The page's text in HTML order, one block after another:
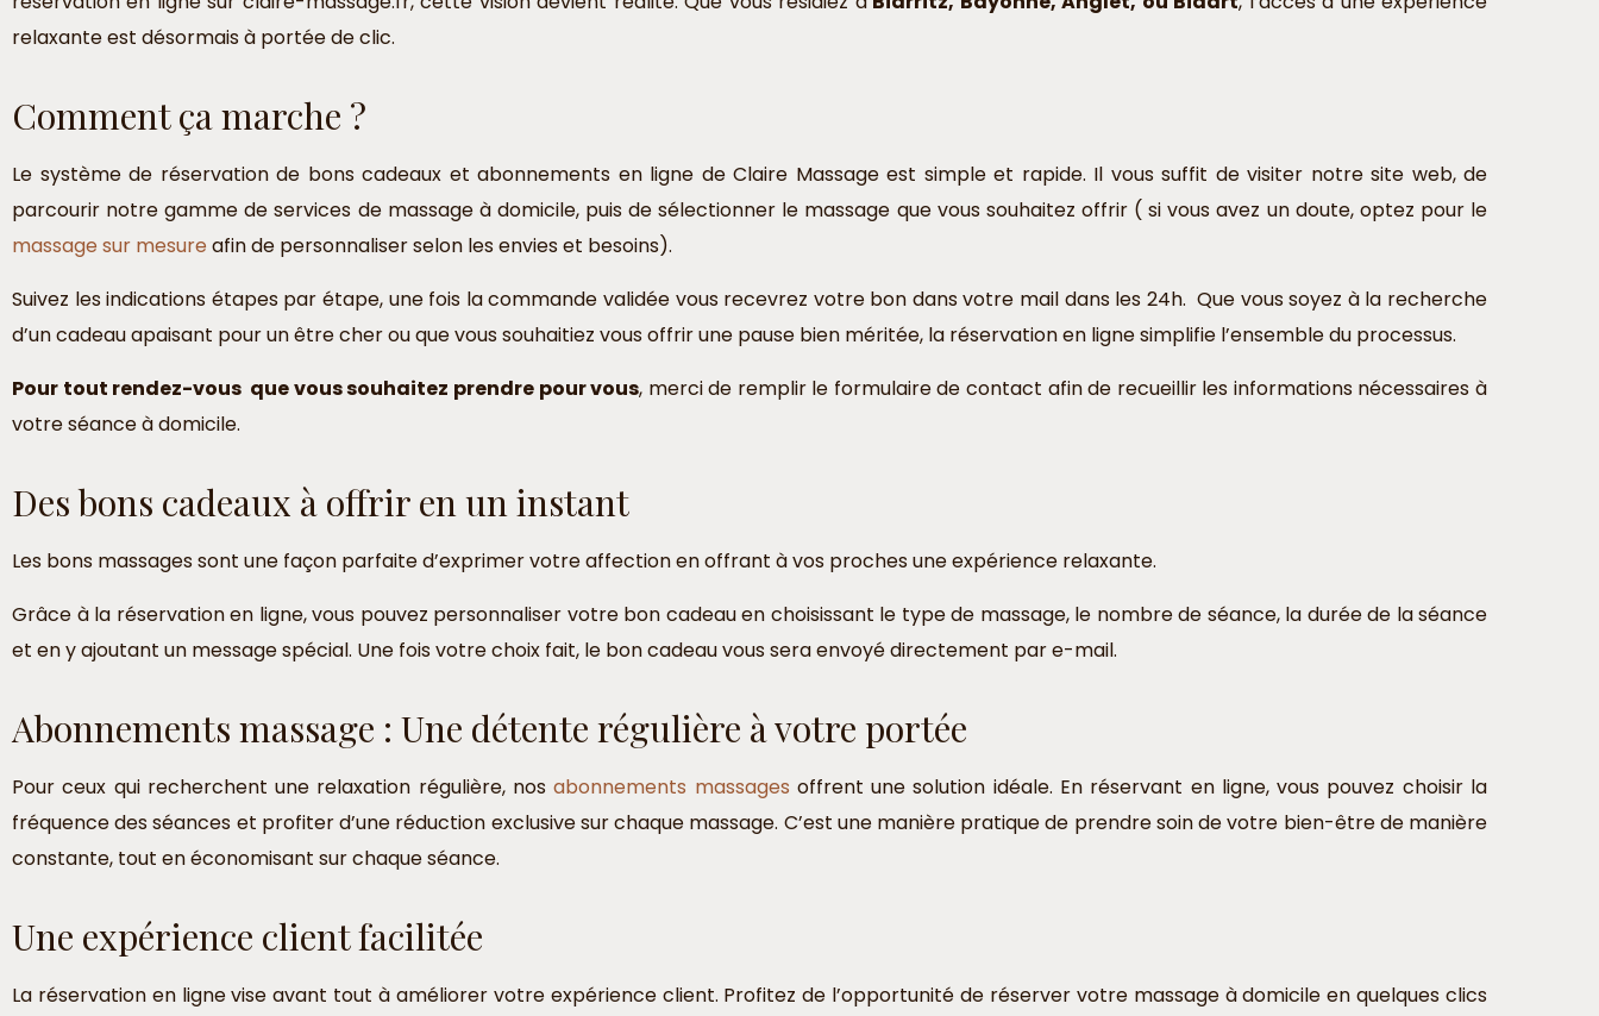
relaxante est désormais à portée de clic.
Comment ça marche ?
Le système de réservation de bons cadeaux et abonnements en ligne de Claire Massage est simple et rapide. Il vous suffit de visiter notre site web, de
parcourir notre gamme de services de massage à domicile, puis de sélectionner le massage que vous souhaitez offrir ( si vous avez un doute, optez pour le
massage sur mesure afin de personnaliser selon les envies et besoins).
Suivez les indications étapes par étape, une fois la commande validée vous recevrez votre bon dans votre mail dans les 24h. Que vous soyez à la recherche
d’un cadeau apaisant pour un être cher ou que vous souhaitiez vous offrir une pause bien méritée, la réservation en ligne simplifie l’ensemble du processus.
Pour tout rendez-vous que vous souhaitez prendre pour vous, merci de remplir le formulaire de contact afin de recueillir les informations nécessaires à
votre séance à domicile.
Des bons cadeaux à offrir en un instant
Les bons massages sont une façon parfaite d’exprimer votre affection en offrant à vos proches une expérience relaxante.
Grâce à la réservation en ligne, vous pouvez personnaliser votre bon cadeau en choisissant le type de massage, le nombre de séance, la durée de la séance
et en y ajoutant un message spécial. Une fois votre choix fait, le bon cadeau vous sera envoyé directement par e-mail.
Abonnements massage : Une détente régulière à votre portée
Pour ceux qui recherchent une relaxation régulière, nosabonnements massages offrent une solution idéale. En réservant en ligne, vous pouvez choisir la
fréquence des séances et profiter d’une réduction exclusive sur chaque massage. C’est une manière pratique de prendre soin de votre bien-être de manière
constante, tout en économisant sur chaque séance.
Une expérience client facilitée
La réservation en ligne vise avant tout à améliorer votre expérience client. Profitez de l’opportunité de réserver votre massage à domicile en quelques clics